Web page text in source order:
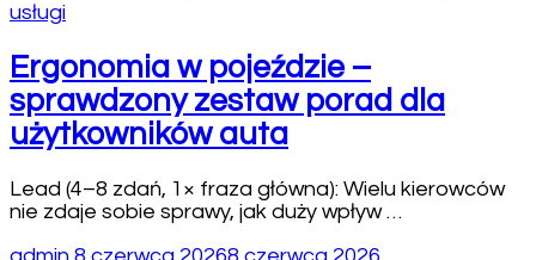
usługi
Ergonomia w pojeździe –
sprawdzony zestaw porad dla
użytkowników auta
Lead (4–8 zdań, 1× fraza główna): Wielu kierowców
nie zdaje sobie sprawy, jak duży wpływ …